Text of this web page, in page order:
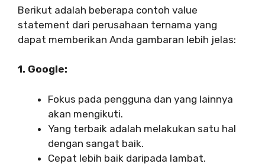
Berikut adalah beberapa contoh value
statement dari perusahaan ternama yang
dapat memberikan Anda gambaran lebih jelas:
1. Google:
Fokus pada pengguna dan yang lainnya
akan mengikuti.
Yang terbaik adalah melakukan satu hal
dengan sangat baik.
Cepat lebih baik daripada lambat.